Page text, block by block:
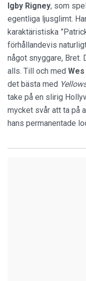
Igby Rigney, som
egentliga ljusglimt.
karaktäristiska
förhållandevis
något snyggare, Bret.
alls. Till och med
det bästa med
take på en slirig
mycket svår att ta på
hans permanentade